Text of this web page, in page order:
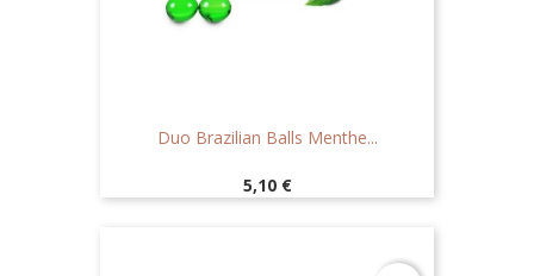
Duo Brazilian Balls Menthe...
Prix
5,10 €